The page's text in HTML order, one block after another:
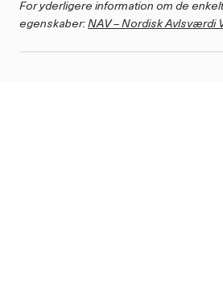
For yderligere information om de
egenskaber:NAV – Nordisk Avlsværdi